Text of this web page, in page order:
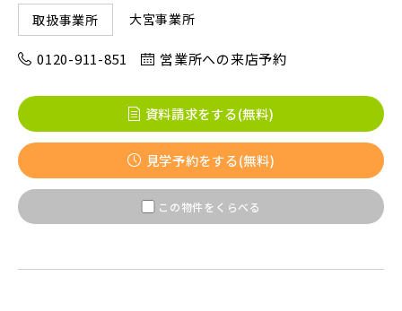
京成押上線
取扱事業所 大宮事業所
0120-911-851 営業所への来店予約
資料請求をする(無料)
見学予約をする(無料)
この物件をくらべる